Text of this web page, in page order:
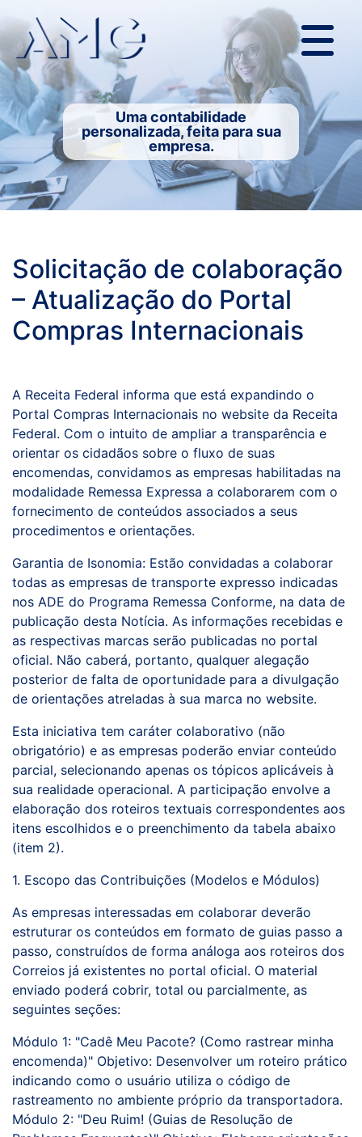
Uma contabilidade
personalizada, feita para sua
empresa.
Solicitação de colaboração
– Atualização do Portal
Compras Internacionais
A Receita Federal informa que está expandindo o
Portal Compras Internacionais no website da Receita
Federal. Com o intuito de ampliar a transparência e
orientar os cidadãos sobre o fluxo de suas
encomendas, convidamos as empresas habilitadas na
modalidade Remessa Expressa a colaborarem com o
fornecimento de conteúdos associados a seus
procedimentos e orientações.
Garantia de Isonomia: Estão convidadas a colaborar
todas as empresas de transporte expresso indicadas
nos ADE do Programa Remessa Conforme, na data de
publicação desta Notícia. As informações recebidas e
as respectivas marcas serão publicadas no portal
oficial. Não caberá, portanto, qualquer alegação
posterior de falta de oportunidade para a divulgação
de orientações atreladas à sua marca no website.
Esta iniciativa tem caráter colaborativo (não
obrigatório) e as empresas poderão enviar conteúdo
parcial, selecionando apenas os tópicos aplicáveis à
sua realidade operacional. A participação envolve a
elaboração dos roteiros textuais correspondentes aos
itens escolhidos e o preenchimento da tabela abaixo
(item 2).
1. Escopo das Contribuições (Modelos e Módulos)
As empresas interessadas em colaborar deverão
estruturar os conteúdos em formato de guias passo a
passo, construídos de forma análoga aos roteiros dos
Correios já existentes no portal oficial. O material
enviado poderá cobrir, total ou parcialmente, as
seguintes seções:
Módulo 1: "Cadê Meu Pacote? (Como rastrear minha
encomenda)" Objetivo: Desenvolver um roteiro prático
indicando como o usuário utiliza o código de
rastreamento no ambiente próprio da transportadora.
Módulo 2: "Deu Ruim! (Guias de Resolução de